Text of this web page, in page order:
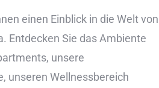
einen Einblick in die Welt von
Entdecken Sie das Ambiente
unsere
unseren Wellnessbereich